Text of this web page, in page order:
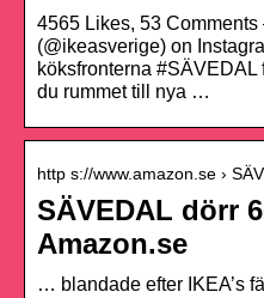
4565 Likes, 53 Comments
(@ikeasverige) on
köksfronterna
du rummet till nya …
http s://www.amazon.se ›
SÄVEDAL dörr
Amazon.se
… blandade efter IKEA’s